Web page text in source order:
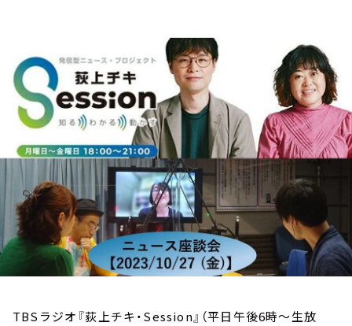
TBS Podcast
お知らせ
イベント・グッズ
YouTube
会社情報
TBSラジオ『荻上チキ・Session』（平日午後6時～生放